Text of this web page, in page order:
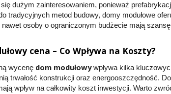
dużym zainteresowaniem, ponieważ
tradycyjnych metod budowy, domy modułowe
nawet osoby o ograniczonym budżecie mają
cena – Co Wpływa na Koszty?
wycenę dom modułowywpływa kilka
trwałość konstrukcji oraz energooszczędność.
wpływ na całkowity koszt inwestycji. Warto